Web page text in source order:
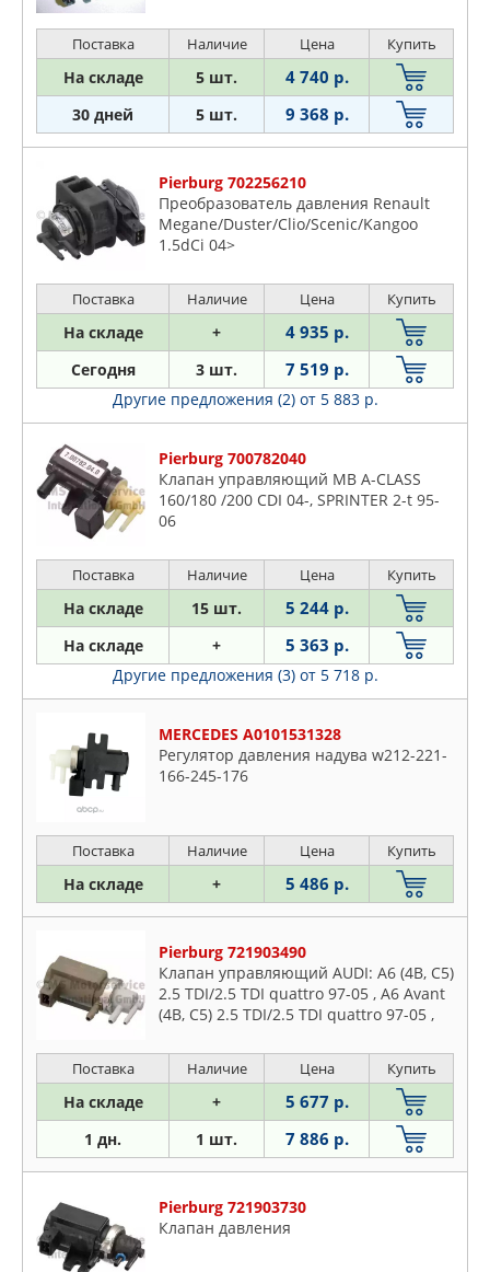
Поставка Наличие Цена Купить
На складе 5 шт. 4 740 р.
30 дней 5 шт. 9 368 р.
Pierburg 702256210
Преобразователь давления Renault
Megane/Duster/Clio/Scenic/Kangoo
1.5dCi 04>
Поставка Наличие Цена Купить
На складе + 4 935 р.
Сегодня 3 шт. 7 519 р.
Другие предложения (2) от 5 883 р.
Pierburg 700782040
Клапан управляющий MB A-CLASS
160/180 /200 CDI 04-, SPRINTER 2-t 95-
06
Поставка Наличие Цена Купить
На складе 15 шт. 5 244 р.
На складе + 5 363 р.
Другие предложения (3) от 5 718 р.
MERCEDES A0101531328
Регулятор давления надува w212-221-
166-245-176
Поставка Наличие Цена Купить
На складе + 5 486 р.
Pierburg 721903490
Клапан управляющий AUDI: A6 (4B, C5)
2.5 TDI/2.5 TDI quattro 97-05 , A6 Avant
(4B, C5) 2.5 TDI/2.5 TDI quattro 97-05 ,
02 ,
Поставка Наличие Цена Купить
На складе + 5 677 р.
1 дн. 1 шт. 7 886 р.
Pierburg 721903730
Клапан давления